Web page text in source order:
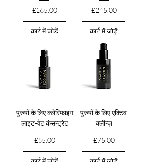
मूल्य
£265.00
कार्ट में जोड़ें
मूल्य
£245.00
कार्ट में जोड़ें
पुरुषों के लिए क्लेरिफाइंग
लाइट-वेट कंसन्ट्रेट
मूल्य
£65.00
कार्ट में जोड़ें
पुरुषों के लिए एक्टिव
क्लीन्ज़
मूल्य
£75.00
कार्ट में जोड़ें